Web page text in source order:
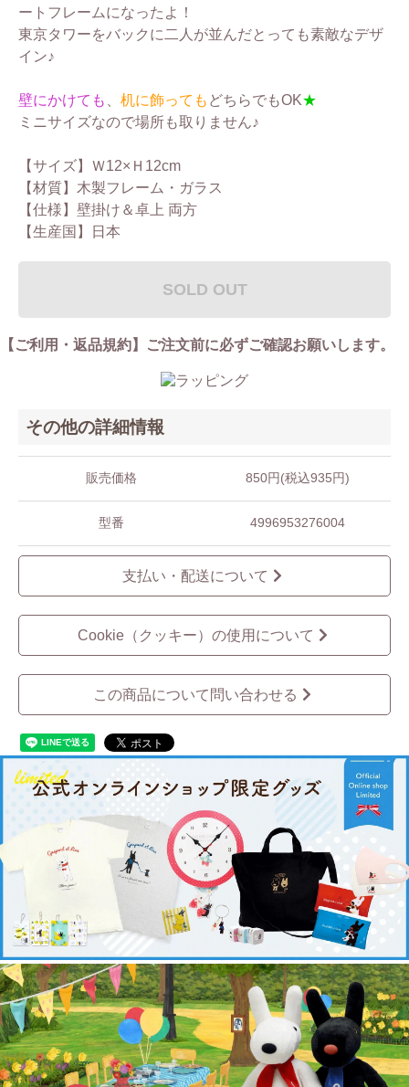
ートフレームになったよ！
東京タワーをバックに二人が並んだとっても素敵なデザ
イン♪
壁にかけても 机に飾っても どちらでもOK★
ミニサイズなので場所も取りません♪
【サイズ】Ｗ12×Ｈ12cm
【材質】木製フレーム・ガラス
【仕様】壁掛け＆卓上 両方
【生産国】日本
SOLD OUT
【ご利用・返品規約】ご注文前に必ずご確認お願いします。
その他の詳細情報
販売価格 850円(税込935円)
型番 4996953276004
支払い・配送について
Cookie（クッキー）の使用について
この商品について問い合わせる